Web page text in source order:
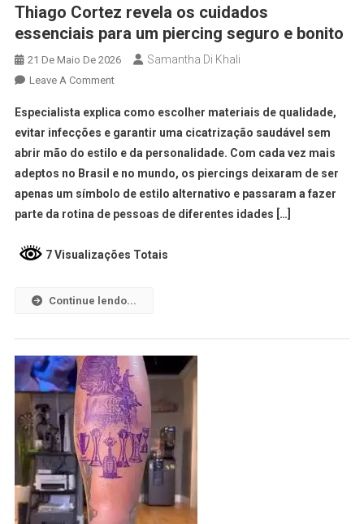
Thiago Cortez revela os cuidados
essenciais para um piercing seguro e bonito
21 De Maio De 2026 Samantha Di Khali
Leave A Comment
Especialista explica como escolher materiais de qualidade,
evitar infecções e garantir uma cicatrização saudável sem
abrir mão do estilo e da personalidade. Com cada vez mais
adeptos no Brasil e no mundo, os piercings deixaram de ser
apenas um símbolo de estilo alternativo e passaram a fazer
parte da rotina de pessoas de diferentes idades […]
7 Visualizações Totais
Continue lendo...